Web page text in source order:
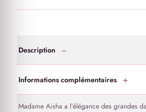
Description
Informations complémentaires
Madame Aisha a l’élégance des grandes